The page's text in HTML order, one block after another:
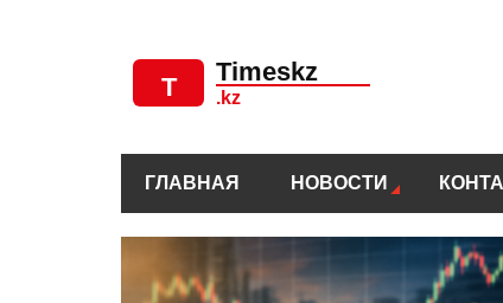
ГЛАВНАЯ НОВОСТИ